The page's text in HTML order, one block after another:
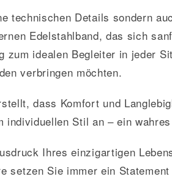
technischen Details sondern
Edelstahlband, das sich
idealen Begleiter in jeder
verbringen möchten.
dass Komfort und
Stil an – ein
Ihres einzigartigen
setzen Sie immer ein